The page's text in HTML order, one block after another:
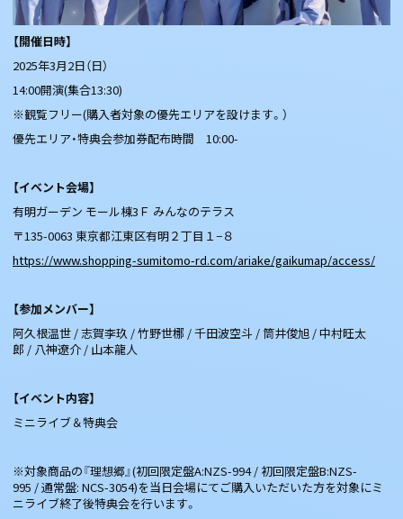
【開催日時】
2025年3月2日（日）
14:00開演(集合13:30)
※観覧フリー(購入者対象の優先エリアを設けます。）
優先エリア・特典会参加券配布時間 10:00-
【イベント会場】
有明ガーデン モール棟3Ｆ みんなのテラス
〒135-0063 東京都江東区有明２丁目１−８
https://www.shopping-sumitomo-rd.com/ariake/gaikumap/access/
【参加メンバー】
阿久根温世 / 志賀李玖 / 竹野世梛 / 千田波空斗 / 筒井俊旭 / 中村旺太
郎 / 八神遼介 / 山本龍人
【イベント内容】
ミニライブ＆特典会
※対象商品の『理想郷』(初回限定盤A:NZS-994 / 初回限定盤B:NZS-
995 / 通常盤: NCS-3054)を当日会場にてご購入いただいた方を対象にミ
ニライブ終了後特典会を行います。